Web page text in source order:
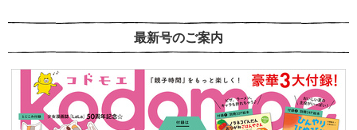
最新号のご案内